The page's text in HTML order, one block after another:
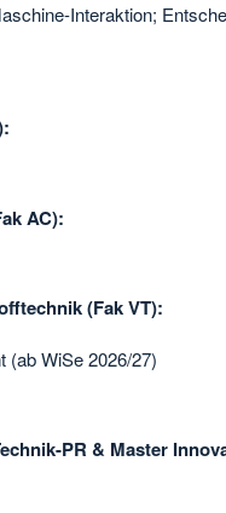
Interaktion;
AC):
(Fak VT):
(ab WiSe 2026/27)
PR & Master